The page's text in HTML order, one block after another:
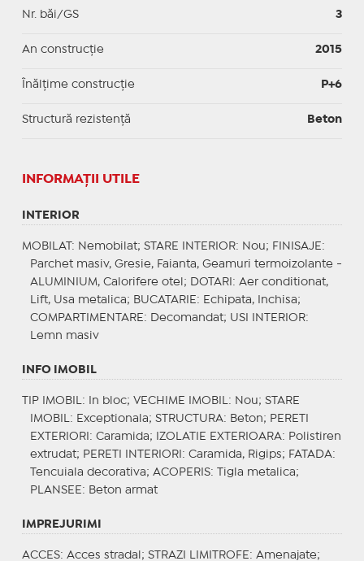
Nr. băi/GS 3
An construcție 2015
Înălțime construcție P+6
Structură rezistență Beton
INFORMAŢII UTILE
INTERIOR
MOBILAT : Nemobilat; STARE INTERIOR: Nou; FINISAJE :
Parchet masiv, Gresie, Faianta, Geamuri termoizolante -
ALUMINIUM, Calorifere otel;
DOTARI : Aer conditionat,
Lift, Usa metalica; BUCATARIE : Echipata, Inchisa;
COMPARTIMENTARE : Decomandat; USI INTERIOR:
Lemn masiv
INFO IMOBIL
TIP IMOBIL : In bloc; VECHIME IMOBIL : Nou; STARE
IMOBIL : Exceptionala; STRUCTURA: Beton; PERETI
EXTERIORI : Caramida; IZOLATIE EXTERIOARA: Polistiren
extrudat; PERETI INTERIORI : Caramida, Rigips; FATADA:
Tencuiala decorativa; ACOPERIS: Tigla metalica;
PLANSEE : Beton armat
IMPREJURIMI
ACCES: Acces stradal; STRAZI LIMITROFE : Amenajate;